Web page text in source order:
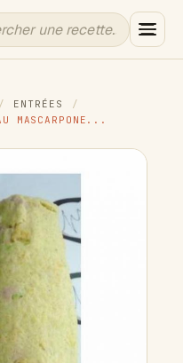
/ ENTRÉES
/
MASCARPONE...